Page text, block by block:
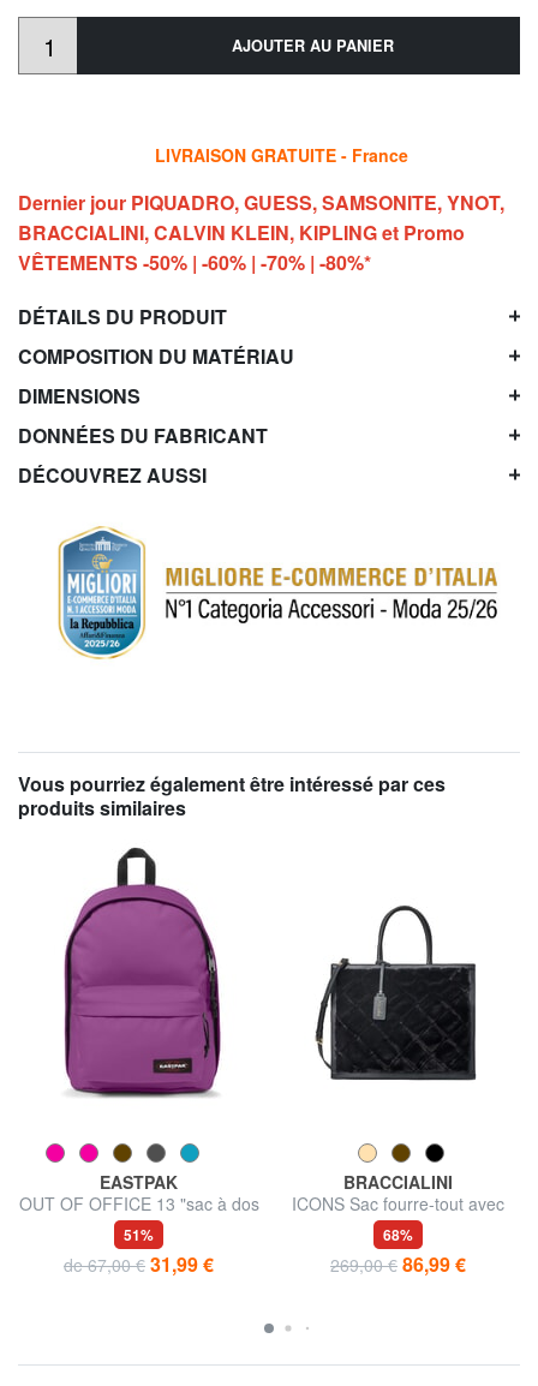
AJOUTER AU PANIER
LIVRAISON GRATUITE - France
Dernier jour PIQUADRO, GUESS, SAMSONITE, YNOT,
BRACCIALINI, CALVIN KLEIN, KIPLING et Promo
VÊTEMENTS -50% | -60% | -70% | -80%*
DÉTAILS DU PRODUIT
COMPOSITION DU MATÉRIAU
DIMENSIONS
DONNÉES DU FABRICANT
DÉCOUVREZ AUSSI
Vous pourriez également être intéressé par ces
produits similaires
EASTPAK
OUT OF OFFICE 13 "sac à dos
pour ordinateur portable
51%
de 67,00 € 31,99 €
BRACCIALINI
ICONS Sac fourre-tout avec
bandoulière
68%
269,00 € 86,99 €